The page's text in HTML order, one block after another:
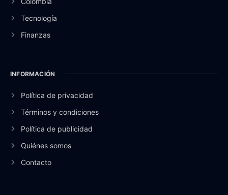
Tecnología
Finanzas
INFORMACIÓN
Política de privacidad
Términos y condiciones
Política de publicidad
Quiénes somos
Contacto